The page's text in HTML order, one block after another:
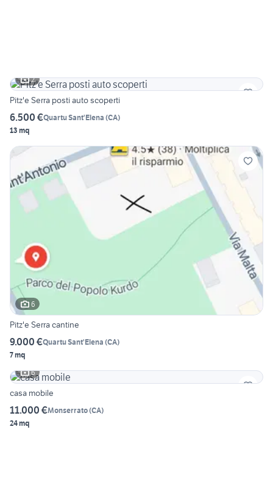
2
Pitz'e Serra posti auto scoperti
6.500 €Quartu Sant'Elena (CA)
13 mq
6
Pitz'e Serra cantine
9.000 €Quartu Sant'Elena (CA)
7 mq
6
casa mobile
11.000 €Monserrato(CA)
24 mq